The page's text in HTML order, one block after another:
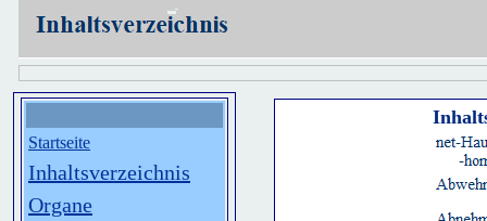
Startseite
Inhaltsverzeichnis
Organe